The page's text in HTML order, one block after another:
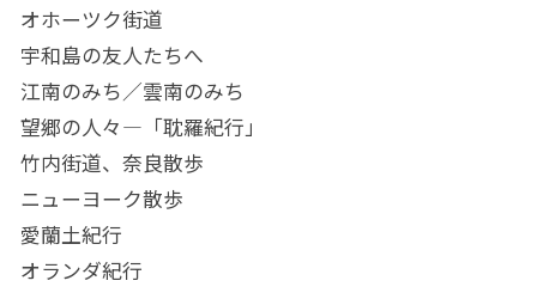
オホーツク街道
宇和島の友人たちへ
江南のみち／雲南のみち
望郷の人々―「耽羅紀行」
竹内街道、奈良散歩
ニューヨーク散歩
愛蘭土紀行
オランダ紀行